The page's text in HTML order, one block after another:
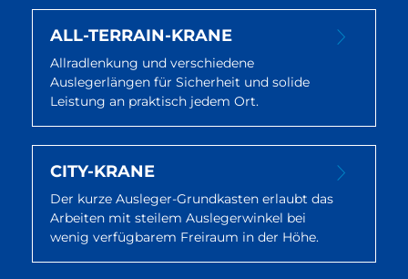
ALL-TERRAIN-KRANE
Allradlenkung und verschiedene
Auslegerlängen für Sicherheit und solide
Leistung an praktisch jedem Ort.
CITY-KRANE
Der kurze Ausleger-Grundkasten erlaubt das
Arbeiten mit steilem Auslegerwinkel bei
wenig verfügbarem Freiraum in der Höhe.